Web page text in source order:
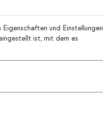
und Einstellungen
ist, mit dem es